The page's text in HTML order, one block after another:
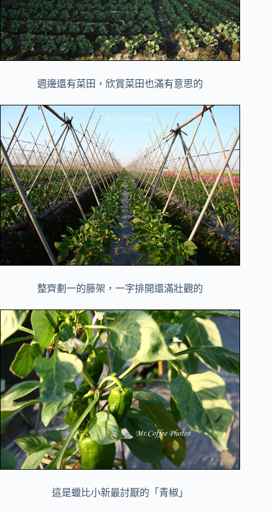
週邊還有菜田，欣賞菜田也滿有意思的
整齊劃一的籐架，一字排開還滿壯觀的
這是蠟比小新最討厭的「青椒」